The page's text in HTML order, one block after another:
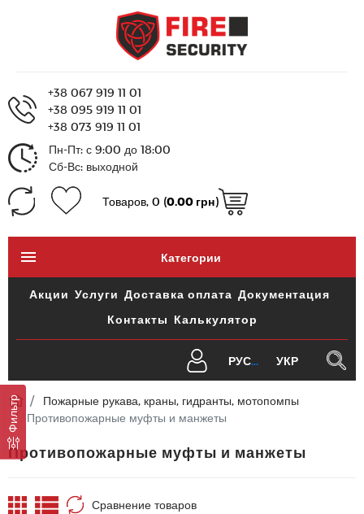
+38 067 919 11 01
+38 095 919 11 01
+38 073 919 11 01
Пн-Пт: с 9:00 до 18:00
Сб-Вс: выходной
Товаров, 0 (0.00 грн)
Категории
Акции Услуги Доставка оплата Документация
Контакты Калькулятор
РУС УКР
Фильтр
Пожарные рукава, краны, гидранты, мотопомпы
Противопожарные муфты и манжеты
Противопожарные муфты и манжеты
Сравнение товаров